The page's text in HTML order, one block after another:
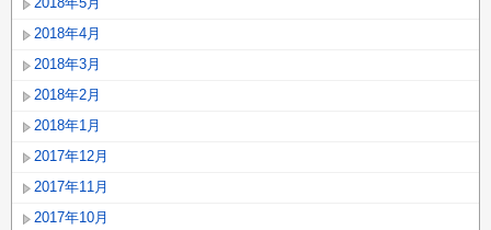
2018年4月
2018年3月
2018年2月
2018年1月
2017年12月
2017年11月
2017年10月